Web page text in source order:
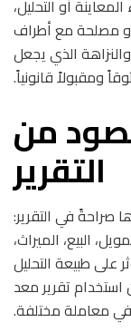
أو التحليل،
أو مصلحة مع أطراف
الذي يجعل
ومقبولاً قانونياً.
من
التقرير
صراحةً في التقرير:
البيع، الميراث،
على طبيعة التحليل
استخدام تقرير معد
معاملة مختلفة.